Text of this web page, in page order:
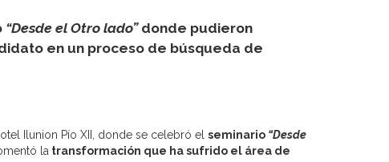
“Desde el Otro lado”donde pudieron
en un proceso de búsqueda de
Ilunion Pío XII, donde se celebró el seminario “Desde
la transformación que ha sufrido el área de